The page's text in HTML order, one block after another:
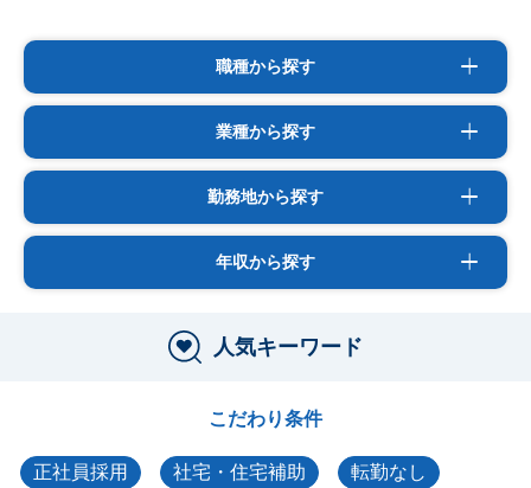
職種から探す
業種から探す
勤務地から探す
年収から探す
人気キーワード
こだわり条件
正社員採用 社宅・住宅補助 転勤なし